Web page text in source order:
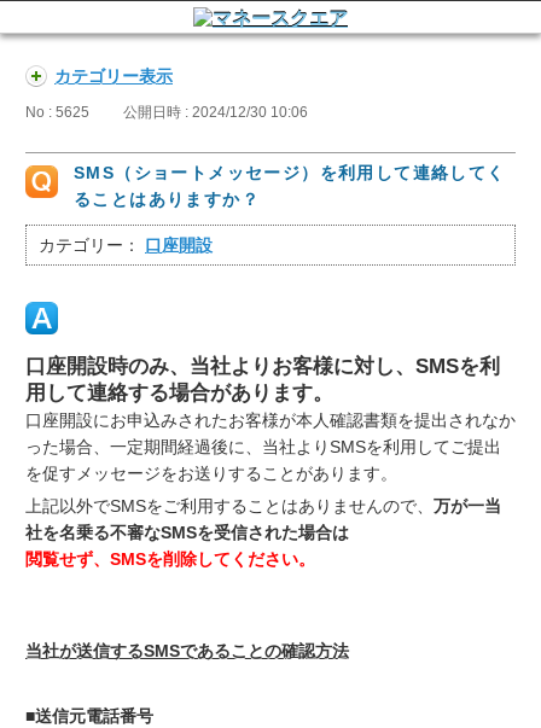
カテゴリー表示
No : 5625 公開日時 : 2024/12/30 10:06
SMS（ショートメッセージ）を利用して連絡してく
ることはありますか？
カテゴリー： 口座開設
口座開設時のみ、当社よりお客様に対し、SMSを利
用して連絡する場合があります。
口座開設にお申込みされたお客様が本人確認書類を提出されなか
った場合、一定期間経過後に、当社よりSMSを利用してご提出
を促すメッセージをお送りすることがあります。
上記以外でSMSをご利用することはありませんので、 万が一当
社を名乗る不審なSMSを受信された場合は
閲覧せず、SMSを削除してください。
当社が送信するSMSであることの確認方法
■送信元電話番号